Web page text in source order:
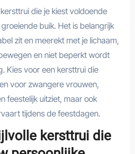
die je kiest voldoende
buik. Het is belangrijk
zit en meerekt met je lichaam,
en niet beperkt wordt
Kies voor een kersttrui die
voor zwangere vrouwen,
feestelijk uitziet, maar ook
tijdens de feestdagen.
kersttrui die